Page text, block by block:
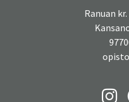
Ranuan